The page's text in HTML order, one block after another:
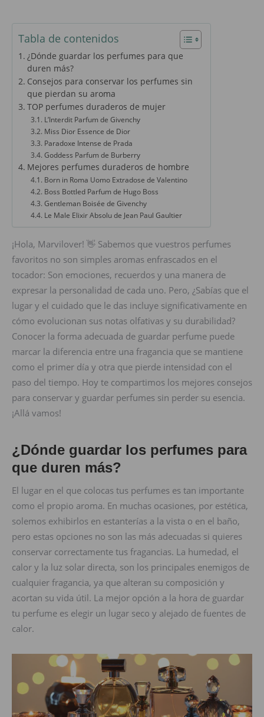
Tabla de contenidos
¿Dónde guardar los perfumes para que
duren más?
Consejos para conservar los perfumes sin
que pierdan su aroma
TOP perfumes duraderos de mujer
L’Interdit Parfum de Givenchy
Miss Dior Essence de Dior
Paradoxe Intense de Prada
Goddess Parfum de Burberry
Mejores perfumes duraderos de hombre
Born in Roma Uomo Extradose de Valentino
Boss Bottled Parfum de Hugo Boss
Gentleman Boisée de Givenchy
Le Male Elixir Absolu de Jean Paul Gaultier
¡Hola, Marvilover! 👋 Sabemos que vuestros perfumes
favoritos no son simples aromas enfrascados en el
tocador: Son emociones, recuerdos y una manera de
expresar la personalidad de cada uno. Pero, ¿Sabías que el
lugar y el cuidado que le das incluye significativamente en
cómo evolucionan sus notas olfativas y su durabilidad?
Conocer la forma adecuada de guardar perfume puede
marcar la diferencia entre una fragancia que se mantiene
como el primer día y otra que pierde intensidad con el
paso del tiempo. Hoy te compartimos los mejores consejos
para conservar y guardar perfumes sin perder su esencia.
¡Allá vamos!
¿Dónde guardar los perfumes para
que duren más?
El lugar en el que colocas tus perfumes es tan importante
como el propio aroma. En muchas ocasiones, por estética,
solemos exhibirlos en estanterías a la vista o en el baño,
pero estas opciones no son las más adecuadas si quieres
conservar correctamente tus fragancias. La humedad, el
calor y la luz solar directa, son los principales enemigos de
cualquier fragancia, ya que alteran su composición y
acortan su vida útil. La mejor opción a la hora de guardar
tu perfume es elegir un lugar seco y alejado de fuentes de
calor.